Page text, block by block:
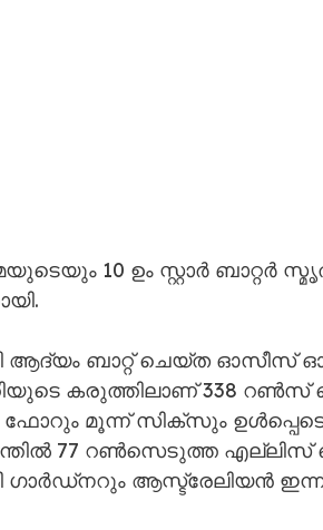
10 ഉം സ്റ്റാർ ബാറ്റർ സ്മൃതി
ആദ്യം ബാറ്റ് ചെയ്ത ഓസീസ്
കരുത്തിലാണ് 338 റൺസ്
17 ഫോറും മൂന്ന് സിക്സും
77 റൺസെടുത്ത എല്ലിസ്
ആസ്ട്രേലിയൻ